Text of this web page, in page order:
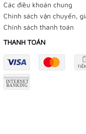
Các điều khoản chung
Chính sách vận chuyển,
Chính sách thanh toán
THANH TOÁN